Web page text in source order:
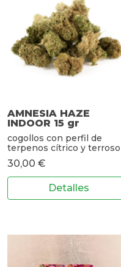
AMNESIA HAZE
INDOOR 15 gr
cogollos con perfil de
terpenos cítrico y terroso
30,00 €
Detalles